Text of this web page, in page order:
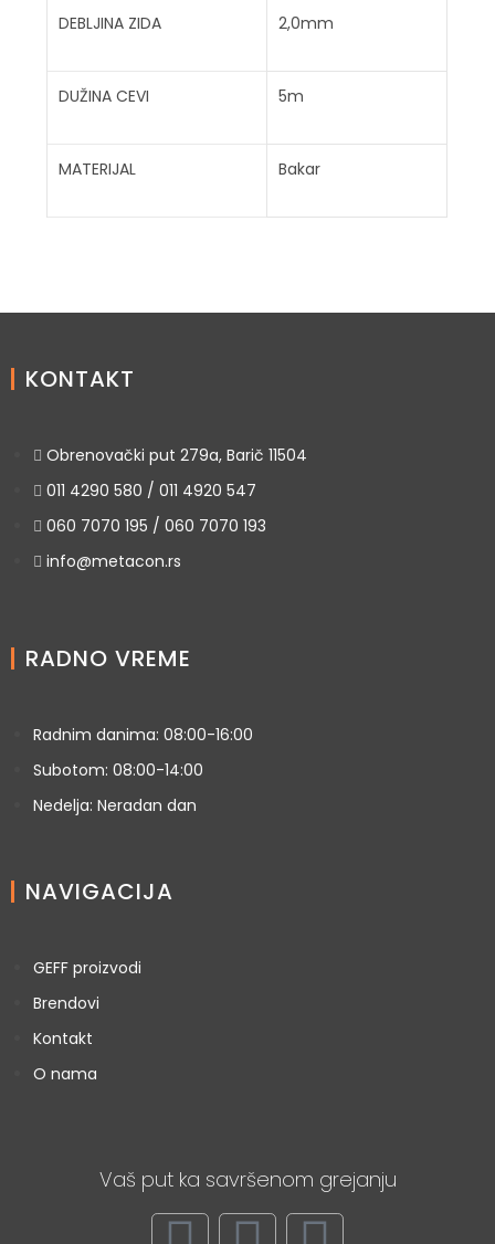
DEBLJINA ZIDA 2,0mm
DUŽINA CEVI 5m
MATERIJAL Bakar
KONTAKT
Obrenovački put 279a, Barič 11504
011 4290 580 / 011 4920 547
060 7070 195 / 060 7070 193
info@metacon.rs
RADNO VREME
Radnim danima: 08:00-16:00
Subotom: 08:00-14:00
Nedelja: Neradan dan
NAVIGACIJA
GEFF proizvodi
Brendovi
Kontakt
O nama
Vaš put ka savršenom grejanju